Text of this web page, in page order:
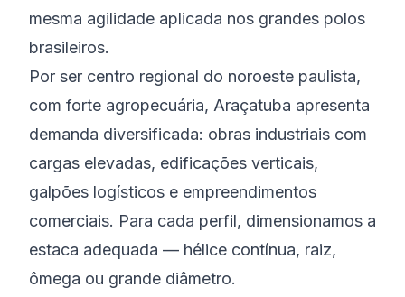
mesma agilidade aplicada nos grandes polos
brasileiros.
Por ser centro regional do noroeste paulista,
com forte agropecuária, Araçatuba apresenta
demanda diversificada: obras industriais com
cargas elevadas, edificações verticais,
galpões logísticos e empreendimentos
comerciais. Para cada perfil, dimensionamos a
estaca adequada — hélice contínua, raiz,
ômega ou grande diâmetro.